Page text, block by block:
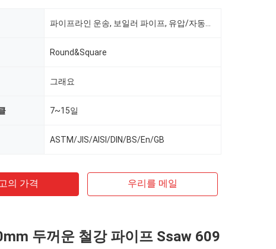
Round&Square
그래요
7~15일
ASTM/JIS/AISI/DIN/BS/En/GB
의 가격 우리를 메일
두꺼운 철강 파이프 Ssaw 609